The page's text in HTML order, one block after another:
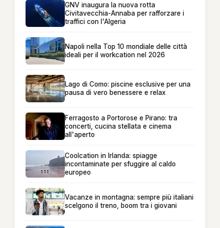
GNV inaugura la nuova rotta
Civitavecchia-Annaba per rafforzare i
traffici con l'Algeria
Napoli nella Top 10 mondiale delle città
ideali per il workcation nel 2026
Lago di Como: piscine esclusive per una
pausa di vero benessere e relax
Ferragosto a Portorose e Pirano: tra
concerti, cucina stellata e cinema
all'aperto
Coolcation in Irlanda: spiagge
incontaminate per sfuggire al caldo
europeo
Vacanze in montagna: sempre più italiani
scelgono il treno, boom tra i giovani